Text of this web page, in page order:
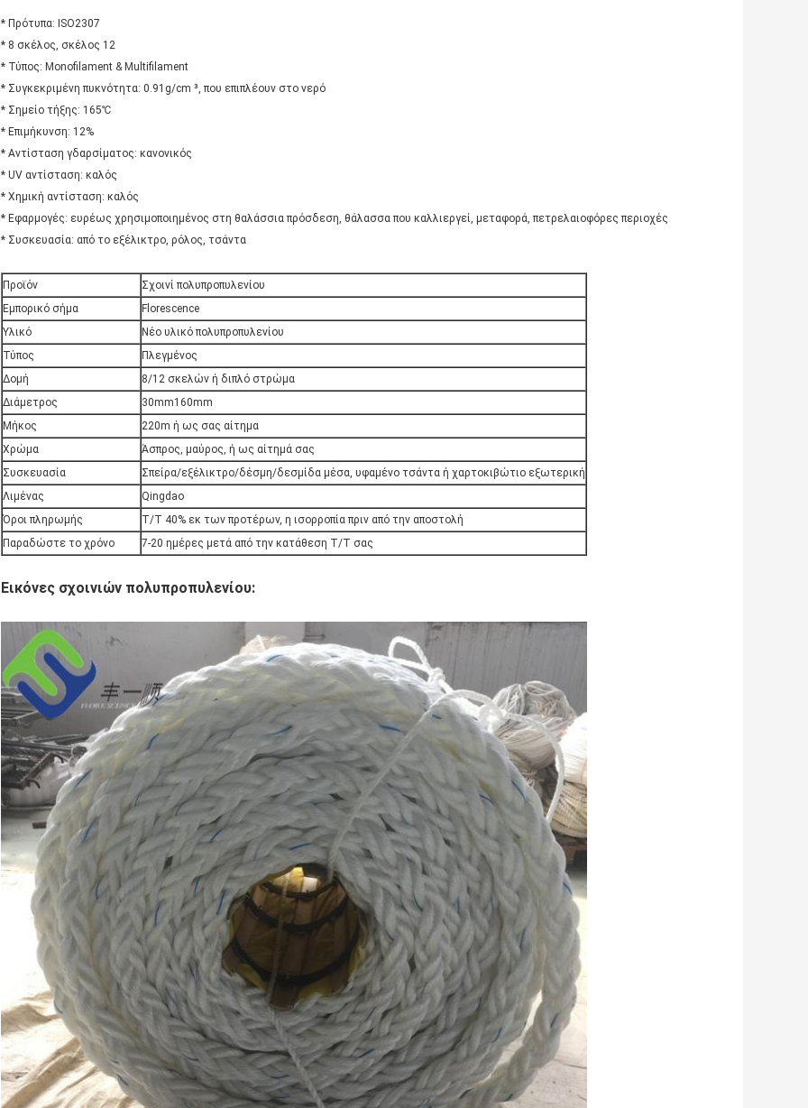
* Πρότυπα: ISO2307
* 8 σκέλος, σκέλος 12
* Τύπος: Monofilament & Multifilament
* Συγκεκριμένη πυκνότητα: 0.91g/cm ³, που επιπλέουν στο νερό
* Σημείο τήξης: 165℃
* Επιμήκυνση: 12%
* Αντίσταση γδαρσίματος: κανονικός
* UV αντίσταση: καλός
* Χημική αντίσταση: καλός
* Εφαρμογές: ευρέως χρησιμοποιημένος στη θαλάσσια πρόσδεση, θάλασσα που καλλιεργεί, μεταφορά, πετρελαιοφόρες περιοχές
* Συσκευασία: από το εξέλικτρο, ρόλος, τσάντα
Προϊόν
Σχοινί πολυπροπυλενίου
Εμπορικό σήμα
Florescence
Υλικό
Νέο υλικό πολυπροπυλενίου
Τύπος
Πλεγμένος
Δομή
8/12 σκελών ή διπλό στρώμα
Διάμετρος
30mm160mm
Μήκος
220m ή ως σας αίτημα
Χρώμα
Άσπρος, μαύρος, ή ως αίτημά σας
Συσκευασία
Σπείρα/εξέλικτρο/δέσμη/δεσμίδα μέσα, υφαμένο τσάντα ή χαρτοκιβώτιο εξωτερική
Λιμένας
Qingdao
Όροι πληρωμής
T/T 40% εκ των προτέρων, η ισορροπία πριν από την αποστολή
Παραδώστε το χρόνο
7-20 ημέρες μετά από την κατάθεση T/T σας
Εικόνες σχοινιών πολυπροπυλενίου: